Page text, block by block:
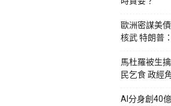
歐洲密謀美
核武 特朗普
馬杜羅被生
民乞食 政經
AI分身創40